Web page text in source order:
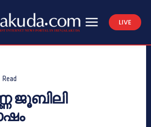
LIVE
Read
ജൂബിലി